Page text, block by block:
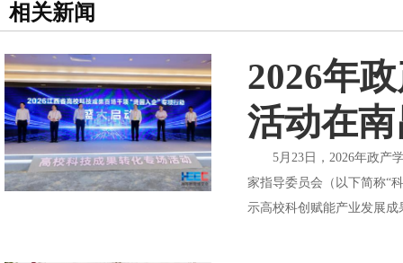
相关新闻
2026年
活动在
5月23日，2026年政产学
家指导委员会（以下简称“
示高校科创赋能产业发展